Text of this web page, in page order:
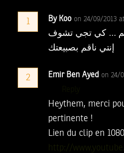
1 By Koo on 24/09/2013
… كي تجي تشوف
إنتي ناقم بصبيعتك
2 Emir Ben Ayed on 24/
Heythem, merci
pertinente !
Lien du clip en
http://